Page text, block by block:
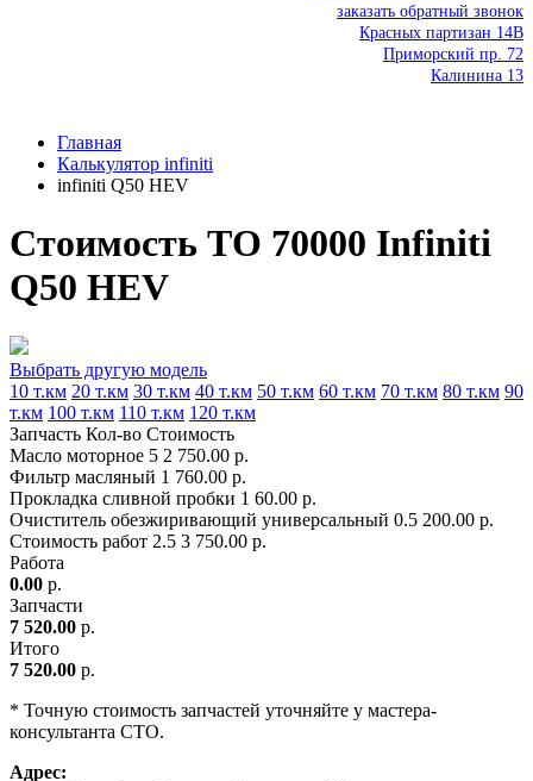
заказать обратный звонок
Красных партизан 14В
Приморский пр. 72
Калинина 13
Главная
Калькулятор infiniti
infiniti Q50 HEV
Стоимость ТО 70000 Infiniti
Q50 HEV
Выбрать другую модель
10 т.км 20 т.км 30 т.км 40 т.км 50 т.км 60 т.км 70 т.км 80 т.км 90
т.км 100 т.км 110 т.км 120 т.км
Запчасть Кол-во Стоимость
Масло моторное 5 2 750.00 р.
Фильтр масляный 1 760.00 р.
Прокладка сливной пробки 1 60.00 р.
Очиститель обезжиривающий универсальный 0.5 200.00 р.
Стоимость работ 2.5 3 750.00 р.
Работа
0.00 р.
Запчасти
7 520.00 р.
Итого
7 520.00 р.
* Точную стоимость запчастей уточняйте у мастера-
консультанта СТО.
Адрес: